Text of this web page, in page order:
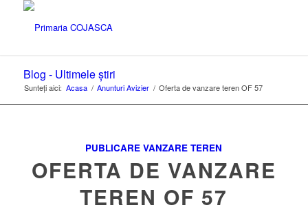
Blog - Ultimele știri
Sunteți aici: Acasa / Anunturi Avizier / Oferta de vanzare teren OF 57
PUBLICARE VANZARE TEREN
OFERTA DE VANZARE
TEREN OF 57